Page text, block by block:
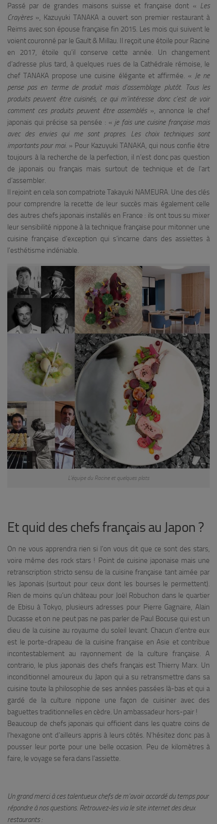
Passé par de grandes maisons suisse et française dont « Les
Crayères», Kazuyuki TANAKA a ouvert son premier restaurant à
Reims avec son épouse française fin 2015. Les mois qui suivent le
voient couronné par le Gault & Millau. Il reçoit une étoile pour Racine
en 2017, étoile qu’il conserve cette année. Un changement
d’adresse plus tard, à quelques rues de la Cathédrale rémoise, le
chef TANAKA propose une cuisine élégante et affirmée. « Je ne
pense pas en terme de produit mais d’assemblage plutôt. Tous les
produits peuvent être cuisinés, ce qui m’intéresse donc c’est de voir
comment ces produits peuvent être assemblés», annonce le chef
japonais qui précise sa pensée : « je fais une cuisine française mais
avec des envies qui me sont propres. Les choix techniques sont
importants pour moi. » Pour Kazuyuki TANAKA, qui nous confie être
toujours à la recherche de la perfection, il n’est donc pas question
de japonais ou français mais surtout de technique et de l’art
d’assembler.
Il rejoint en cela son compatriote Takayuki NAMEURA. Une des clés
pour comprendre la recette de leur succès mais également celle
des autres chefs japonais installés en France : ils ont tous su mixer
leur sensibilité nippone à la technique française pour mitonner une
cuisine française d’exception qui s’incarne dans des assiettes à
l’esthétisme indéniable.
L’équipe du Racine et quelques plats
Et quid des chefs français au Japon ?
On ne vous apprendra rien si l’on vous dit que ce sont des stars,
voire même des rock stars ! Point de cuisine japonaise mais une
retranscription stricto sensu de la cuisine française tant aimée par
les Japonais (surtout pour ceux dont les bourses le permettent).
Rien de moins qu’un château pour Joël Robuchon dans le quartier
de Ebisu à Tokyo, plusieurs adresses pour Pierre Gagnaire, Alain
Ducasse et on ne peut pas ne pas parler de Paul Bocuse qui est un
dieu de la cuisine au royaume du soleil levant. Chacun d’entre eux
est le porte-drapeau de la cuisine française en Asie et contribue
incontestablement au rayonnement de la culture française. A
contrario, le plus japonais des chefs français est Thierry Marx. Un
inconditionnel amoureux du Japon qui a su retransmettre dans sa
cuisine toute la philosophie de ses années passées là-bas et qui a
gardé de la culture nippone une façon de cuisiner avec des
baguettes traditionnelles en cèdre. Un ambassadeur hors-pair !
Beaucoup de chefs japonais qui officient dans les quatre coins de
l’hexagone ont d’ailleurs appris à leurs côtés. N’hésitez donc pas à
pousser leur porte pour une belle occasion. Peu de kilomètres à
faire, le voyage se fera dans l’assiette.
Un grand merci à ces talentueux chefs de m’avoir accordé du temps pour
répondre à nos questions. Retrouvez-les via le site internet des deux
restaurants :